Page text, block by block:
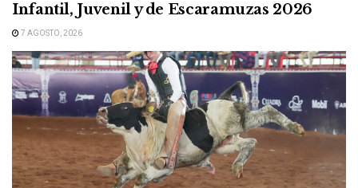
Infantil, Juvenil y de Escaramuzas 2026
7 AGOSTO, 2026